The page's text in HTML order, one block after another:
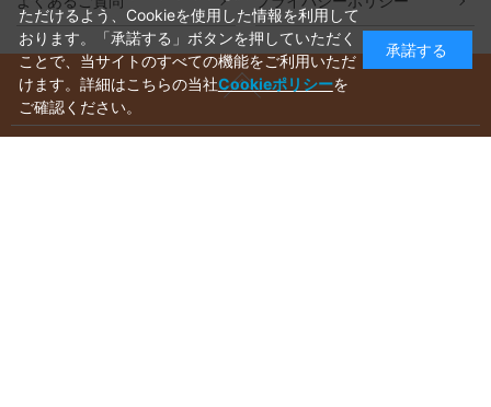
ただけるよう、Cookieを使用した情報を利用して
おります。「承諾する」ボタンを押していただく
ことで、当サイトのすべての機能をご利用いただ
けます。詳細はこちらの当社Cookieポリシーを
ご確認ください。
承諾する